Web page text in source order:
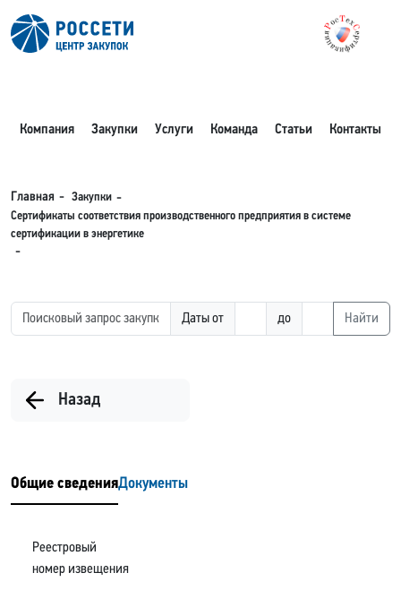
Компания Закупки Услуги Команда Статьи Контакты
Главная
Закупки
Сертификаты соответствия производственного предприятия в системе
сертификации в энергетике
Даты от до Найти
Назад
Общие сведенияДокументы
Реестровый
номер извещения